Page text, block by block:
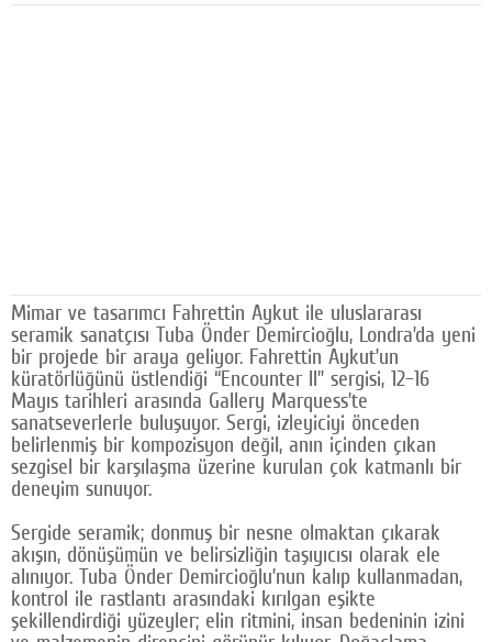
Reklam
© 2026 TÜM HAKLARI SAKLIDIR
Mimar ve tasarımcı Fahrettin Aykut ile uluslararası
seramik sanatçısı Tuba Önder Demircioğlu, Londra’da yeni
bir projede bir araya geliyor. Fahrettin Aykut’un
küratörlüğünü üstlendiği “Encounter II” sergisi, 12–16
Mayıs tarihleri arasında Gallery Marquess’te
sanatseverlerle buluşuyor. Sergi, izleyiciyi önceden
belirlenmiş bir kompozisyon değil, anın içinden çıkan
sezgisel bir karşılaşma üzerine kurulan çok katmanlı bir
deneyim sunuyor.
Sergide seramik; donmuş bir nesne olmaktan çıkarak
akışın, dönüşümün ve belirsizliğin taşıyıcısı olarak ele
alınıyor. Tuba Önder Demircioğlu’nun kalıp kullanmadan,
kontrol ile rastlantı arasındaki kırılgan eşikte
şekillendirdiği yüzeyler; elin ritmini, insan bedeninin izini